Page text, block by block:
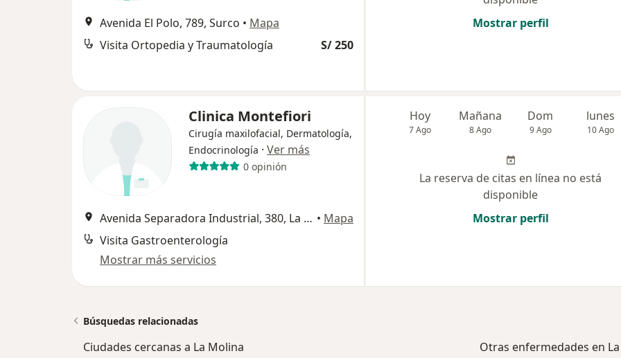
Avenida El Polo, 789, Surco • Mapa
Visita Ortopedia y Traumatología
S/ 250
Mostrar perfil
Clinica Montefiori
Cirugía maxilofacial, Dermatología,
Endocrinología · Ver más
0 opinión
Avenida Separadora Industrial, 380, La Molina • Mapa
Visita Gastroenterología
Mostrar más servicios
Hoy
7 Ago
Mañana
8 Ago
Dom
9 Ago
lunes
10 Ago
La reserva de citas en línea no está
disponible
Mostrar perfil
Búsquedas relacionadas
Ciudades cercanas a La Molina Otras enfermedades en